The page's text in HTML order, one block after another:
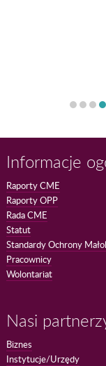
Informacje
Raporty CME
Raporty OPP
Rada CME
Statut
Standardy Ochrony
Pracownicy
Wolontariat
Nasi
Biznes
Instytucje/Urzędy